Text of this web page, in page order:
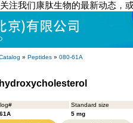
注我们康肽生物的最新动态，
» Peptides » 080-61A
Standard size
5 mg